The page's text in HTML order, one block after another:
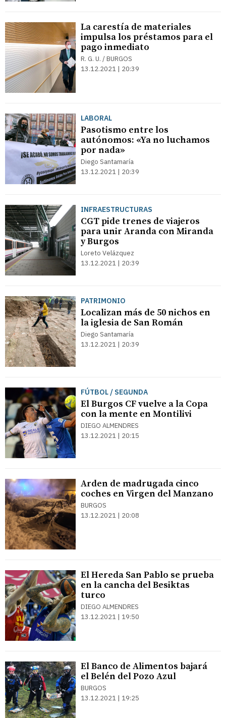
La carestía de materiales
impulsa los préstamos para el
pago inmediato
R. G. U. / BURGOS
13.12.2021 | 20:39
LABORAL
Pasotismo entre los
autónomos: «Ya no luchamos
por nada»
Diego Santamaría
13.12.2021 | 20:39
INFRAESTRUCTURAS
CGT pide trenes de viajeros
para unir Aranda con Miranda
y Burgos
Loreto Velázquez
13.12.2021 | 20:39
PATRIMONIO
Localizan más de 50 nichos en
la iglesia de San Román
Diego Santamaría
13.12.2021 | 20:39
FÚTBOL / SEGUNDA
El Burgos CF vuelve a la Copa
con la mente en Montilivi
DIEGO ALMENDRES
13.12.2021 | 20:15
Arden de madrugada cinco
coches en Virgen del Manzano
BURGOS
13.12.2021 | 20:08
El Hereda San Pablo se prueba
en la cancha del Besiktas
turco
DIEGO ALMENDRES
13.12.2021 | 19:50
El Banco de Alimentos bajará
el Belén del Pozo Azul
BURGOS
13.12.2021 | 19:25